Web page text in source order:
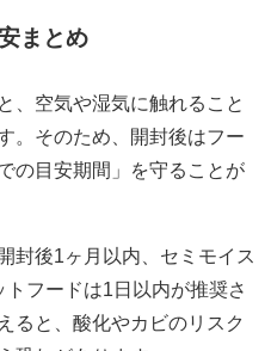
まとめ
、空気や湿気に触れること
。そのため、開封後はフー
の目安期間」を守ることが
封後1ヶ月以内、セミモイス
トフードは1日以内が推奨さ
ると、酸化やカビのリスク